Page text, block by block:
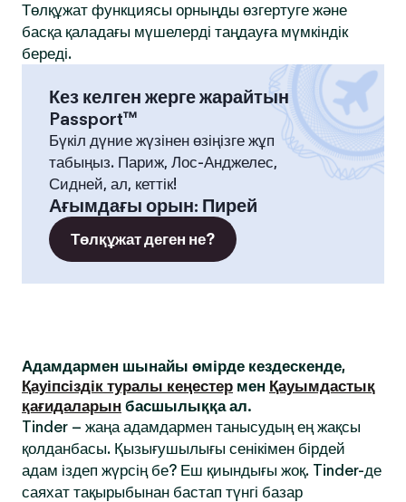
Төлқұжат функциясы орныңды өзгертуге және
басқа қаладағы мүшелерді таңдауға мүмкіндік
береді.
Кез келген жерге жарайтын
Passport™
Бүкіл дүние жүзінен өзіңізге жұп
табыңыз. Париж, Лос-Анджелес,
Сидней, ал, кеттік!
Ағымдағы орын: Пирей
Төлқұжат деген не?
Адамдармен шынайы өмірде кездескенде,
Қауіпсіздік туралы кеңестер мен Қауымдастық
қағидаларын басшылыққа ал.
Tinder – жаңа адамдармен танысудың ең жақсы
қолданбасы. Қызығушылығы сенікімен бірдей
адам іздеп жүрсің бе? Еш қиындығы жоқ. Tinder-де
саяхат тақырыбынан бастап түнгі базар